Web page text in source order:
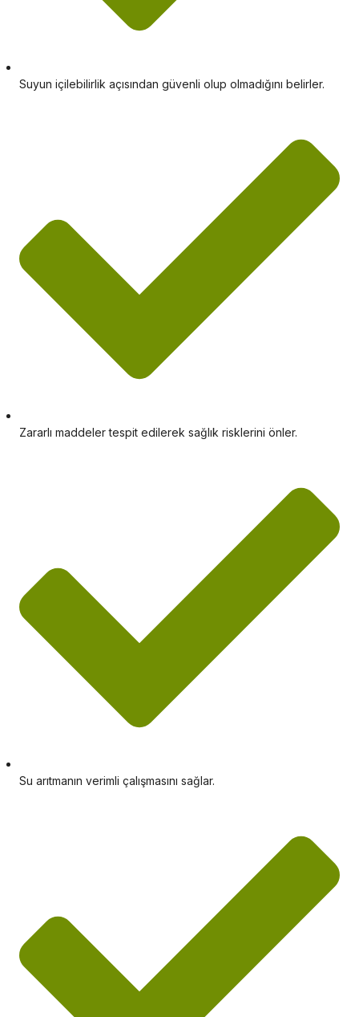
Suyun içilebilirlik açısından güvenli olup olmadığını belirler.
Zararlı maddeler tespit edilerek sağlık risklerini önler.
Su arıtmanın verimli çalışmasını sağlar.